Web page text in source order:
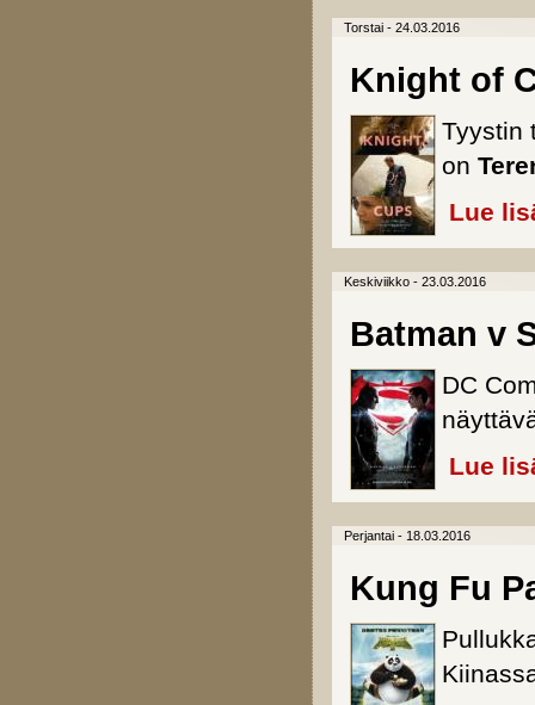
Torstai - 24.03.2016
Knight of
Tyystin
on
Lue
Keskiviikko - 23.03.2016
Batman v
DC
Lue
Perjantai - 18.03.2016
Kung Fu